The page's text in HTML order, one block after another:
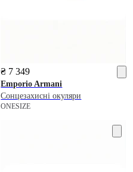
₴ 7 349
Emporio Armani
Сонцезахисні окуляри
ONESIZE